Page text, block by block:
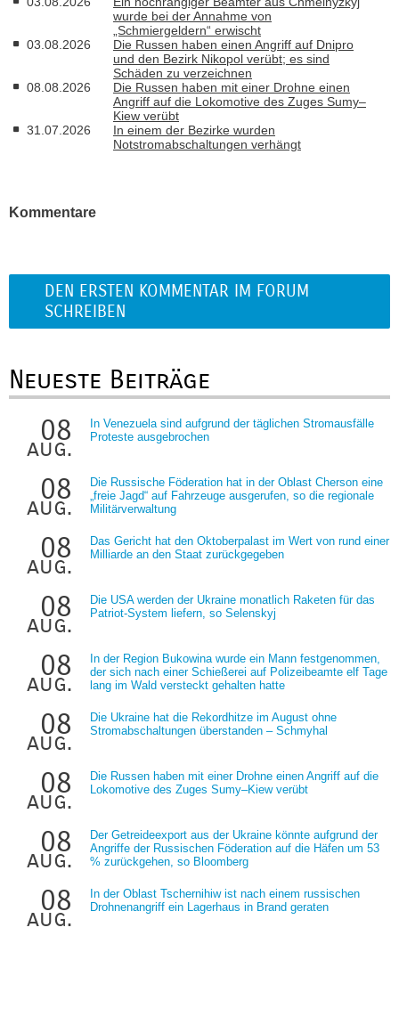
wurde bei der Annahme von
„Schmiergeldern“ erwischt
03.08.2026
Die Russen haben einen Angriff auf Dnipro
und den Bezirk Nikopol verübt; es sind
Schäden zu verzeichnen
08.08.2026
Die Russen haben mit einer Drohne einen
Angriff auf die Lokomotive des Zuges Sumy–
Kiew verübt
31.07.2026
In einem der Bezirke wurden
Notstromabschaltungen verhängt
Kommentare
DEN ERSTEN KOMMENTAR IM FORUM
SCHREIBEN
Neueste Beiträge
08
aug.
In Venezuela sind aufgrund der täglichen Stromausfälle
Proteste ausgebrochen
08
aug.
Die Russische Föderation hat in der Oblast Cherson eine
„freie Jagd“ auf Fahrzeuge ausgerufen, so die regionale
Militärverwaltung
08
aug.
Das Gericht hat den Oktoberpalast im Wert von rund einer
Milliarde an den Staat zurückgegeben
08
aug.
Die USA werden der Ukraine monatlich Raketen für das
Patriot-System liefern, so Selenskyj
08
aug.
In der Region Bukowina wurde ein Mann festgenommen,
der sich nach einer Schießerei auf Polizeibeamte elf Tage
lang im Wald versteckt gehalten hatte
08
aug.
Die Ukraine hat die Rekordhitze im August ohne
Stromabschaltungen überstanden – Schmyhal
08
aug.
Die Russen haben mit einer Drohne einen Angriff auf die
Lokomotive des Zuges Sumy–Kiew verübt
08
aug.
Der Getreideexport aus der Ukraine könnte aufgrund der
Angriffe der Russischen Föderation auf die Häfen um 53
% zurückgehen, so Bloomberg
08
aug.
In der Oblast Tschernihiw ist nach einem russischen
Drohnenangriff ein Lagerhaus in Brand geraten